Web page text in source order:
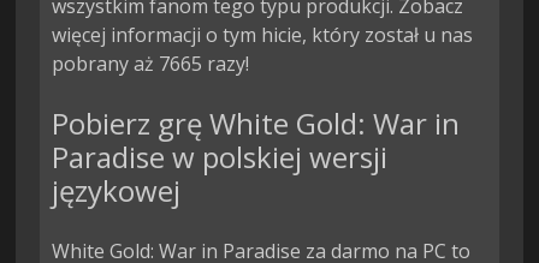
wszystkim fanom tego typu produkcji. Zobacz
więcej informacji o tym hicie, który został u nas
pobrany aż 7665 razy!
Pobierz grę White Gold: War in
Paradise w polskiej wersji
językowej
White Gold: War in Paradise za darmo na PC to